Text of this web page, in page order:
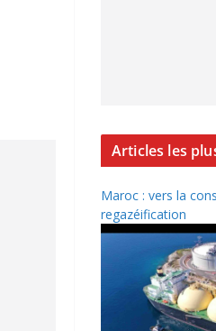
Articles les
Maroc : vers la
regazéification